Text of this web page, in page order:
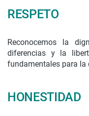
RESPETO
Reconocemos la
diferencias y la
fundamentales para
HONESTIDAD